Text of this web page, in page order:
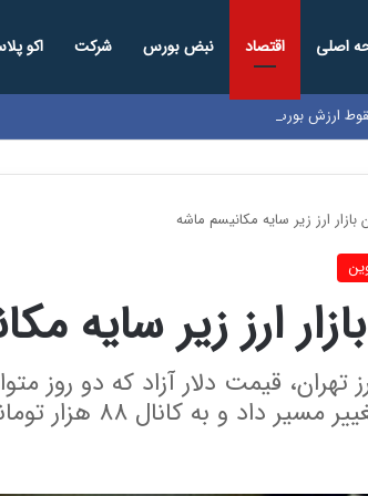
اصلی اقتصاد نبض بورس شرکت اکو
بورس ایران به زیر ۱۰۰ میلیارد دلار / کل بازار به اندازه سود یک‌سال گوگل شد
ارز زیر سایه مکانیسم ماشه
ارز زیر سایه
ارز تهران، قیمت دلار آزاد که دو
و به کانال 88 هزار تومانی برگشت.